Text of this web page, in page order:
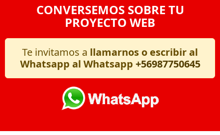
CONVERSEMOS SOBRE TU
PROYECTO WEB
Te invitamos a llamarnos o escribir al
Whatsapp al Whatsapp +56987750645